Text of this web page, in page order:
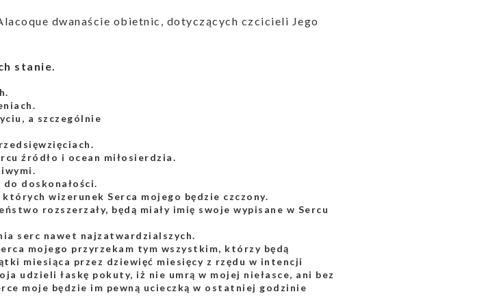
dwanaście obietnic, dotyczących czcicieli Jego
stanie.
a szczególnie
źródło i ocean miłosierdzia.
doskonałości.
których wizerunek Serca mojego będzie czczony.
rozszerzały, będą miały imię swoje wypisane w Sercu
serc nawet najzatwardzialszych.
mojego przyrzekam tym wszystkim, którzy będą
miesiąca przez dziewięć miesięcy z rzędu w intencji
udzieli łaskę pokuty, iż nie umrą w mojej niełasce, ani bez
moje będzie im pewną ucieczką w ostatniej godzinie